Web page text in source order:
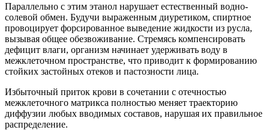
Параллельно с этим этанол нарушает естественный водно-
солевой обмен. Будучи выраженным диуретиком, спиртное
провоцирует форсированное выведение жидкости из русла,
вызывая общее обезвоживание. Стремясь компенсировать
дефицит влаги, организм начинает удерживать воду в
межклеточном пространстве, что приводит к формированию
стойких застойных отеков и пастозности лица.
Избыточный приток крови в сочетании с отечностью
межклеточного матрикса полностью меняет траекторию
диффузии любых вводимых составов, нарушая их правильное
распределение.